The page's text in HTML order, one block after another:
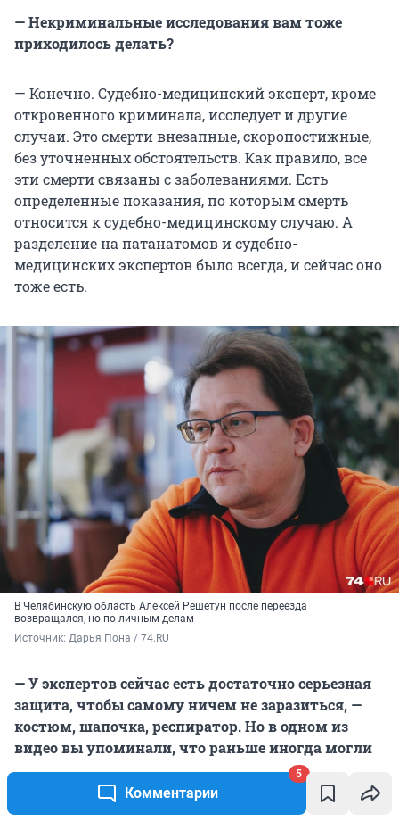
Комментарии
5
— Некриминальные исследования вам тоже
приходилось делать?
— Конечно. Судебно-медицинский эксперт, кроме
откровенного криминала, исследует и другие
случаи. Это смерти внезапные, скоропостижные,
без уточненных обстоятельств. Как правило, все
эти смерти связаны с заболеваниями. Есть
определенные показания, по которым смерть
относится к судебно-медицинскому случаю. А
разделение на патанатомов и судебно-
медицинских экспертов было всегда, и сейчас оно
тоже есть.
В Челябинскую область Алексей Решетун после переезда
возвращался, но по личным делам
Источник: Дарья Пона / 74.RU
— У экспертов сейчас есть достаточно серьезная
защита, чтобы самому ничем не заразиться, —
костюм, шапочка, респиратор. Но в одном из
видео выупоминали, что раньше иногда могли
использоваться только перчатки.